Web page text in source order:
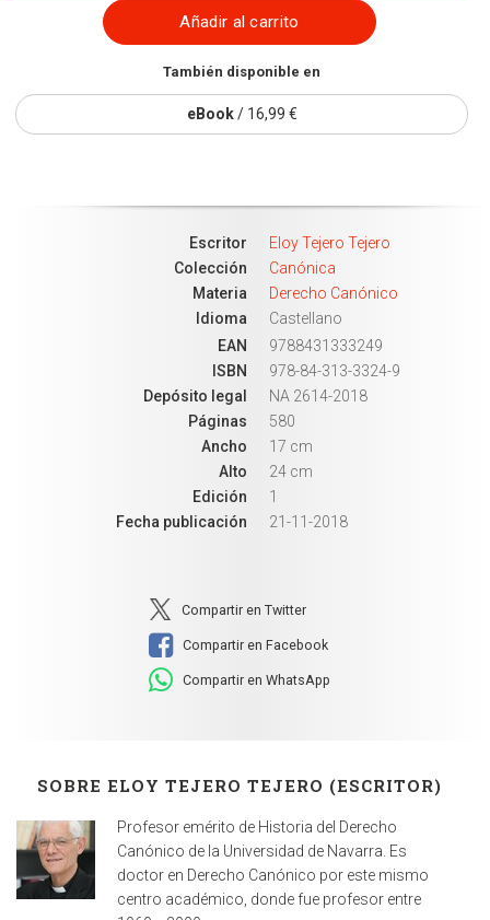
Añadir al carrito
También disponible en
eBook/ 16,99 €
Escritor
Eloy Tejero Tejero
Colección
Canónica
Materia
Derecho Canónico
Idioma
Castellano
EAN
9788431333249
ISBN
978-84-313-3324-9
Depósito legal
NA 2614-2018
Páginas
580
Ancho
17 cm
Alto
24 cm
Edición
1
Fecha publicación
21-11-2018
Compartir en Twitter
Compartir en Facebook
Compartir en WhatsApp
SOBRE ELOY TEJERO TEJERO (ESCRITOR)
Profesor emérito de Historia del Derecho
Canónico de la Universidad de Navarra. Es
doctor en Derecho Canónico por este mismo
centro académico, donde fue profesor entre